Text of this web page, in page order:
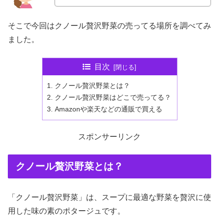
そこで今回はクノール贅沢野菜の売ってる場所を調べてみ
ました。
目次
クノール贅沢野菜とは？
クノール贅沢野菜はどこで売ってる？
Amazonや楽天などの通販で買える
スポンサーリンク
クノール贅沢野菜とは？
「クノール贅沢野菜」は、スープに最適な野菜を贅沢に使
用した味の素のポタージュです。